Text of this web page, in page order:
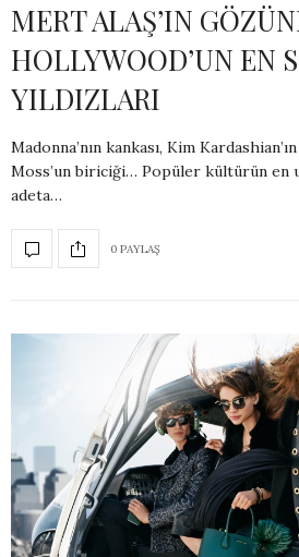
MERT ALAŞ’IN
HOLLYWOOD’UN EN
YILDIZLARI
Madonna’nın kankası, Kim
Moss’un biriciği… Popüler kültürün en
adeta…
0 PAYLAŞ